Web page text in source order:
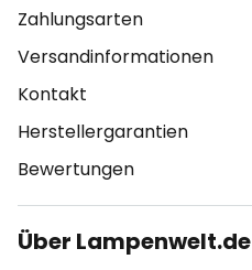
Zahlungsarten
Versandinformationen
Kontakt
Herstellergarantien
Bewertungen
Über Lampenwelt.de